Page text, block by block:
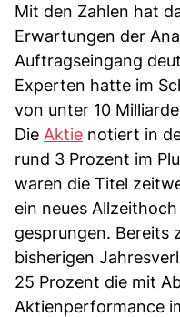
Mit den Zahlen hat
Erwartungen der
Auftragseingang
Experten hatte im
von unter 10
Die Aktie notiert in
rund 3 Prozent im
waren die Titel
ein neues
gesprungen. Bereits
bisherigen
25 Prozent die mit
Aktienperformance